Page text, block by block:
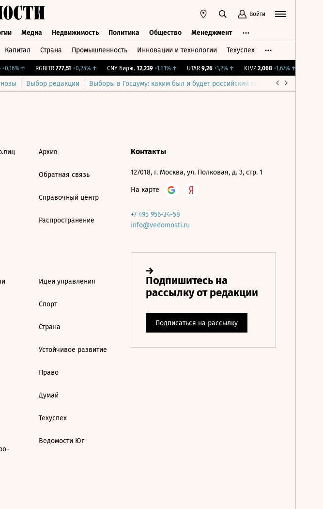
Войти
Медиа Недвижимость Политика Общество Менеджмент
Капитал Страна Промышленность Инновации и технологии Техуспех
↑ RGBITR 777,51 +0,25%↑ CNY Бирж. 12,239 +1,31%↑ UTAR 9,26 +1,2%↑ KLVZ 2,068 +1,67%↑
Выбор редакции Выборы в Госдуму: каким был и будет российский парламент
Архив
Обратная связь
Справочный центр
Распространение
Идеи управления
Спорт
Страна
Устойчивое развитие
Право
Думай
Техуспех
Ведомости Юг
Контакты
127018, г. Москва, ул. Полковая, д. 3, стр. 1
На карте
+7 495 956-34-58
info@vedomosti.ru